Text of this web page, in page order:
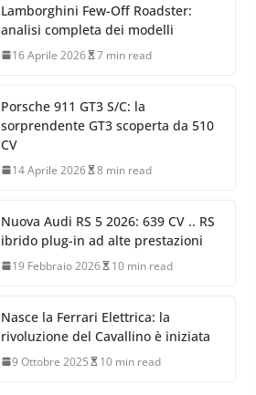
Lamborghini Few-Off Roadster:
analisi completa dei modelli
16 Aprile 2026 7 min read
Porsche 911 GT3 S/C: la
sorprendente GT3 scoperta da 510
CV
14 Aprile 2026 8 min read
Nuova Audi RS 5 2026: 639 CV .. RS
ibrido plug-in ad alte prestazioni
19 Febbraio 2026 10 min read
Nasce la Ferrari Elettrica: la
rivoluzione del Cavallino è iniziata
9 Ottobre 2025 10 min read